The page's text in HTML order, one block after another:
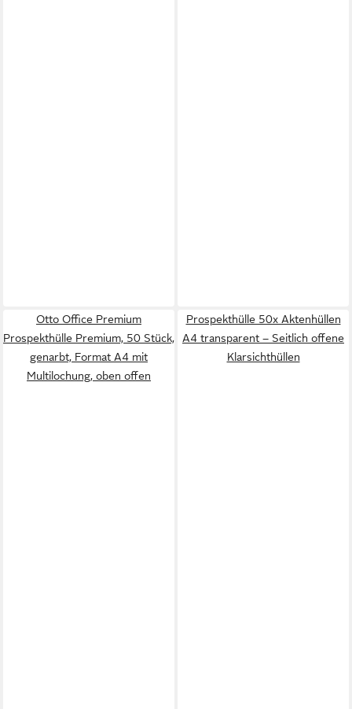
Otto Office Premium
Prospekthülle Premium, 50 Stück,
genarbt, Format A4 mit
Multilochung, oben offen
Prospekthülle 50x Aktenhüllen
A4 transparent – Seitlich offene
Klarsichthüllen